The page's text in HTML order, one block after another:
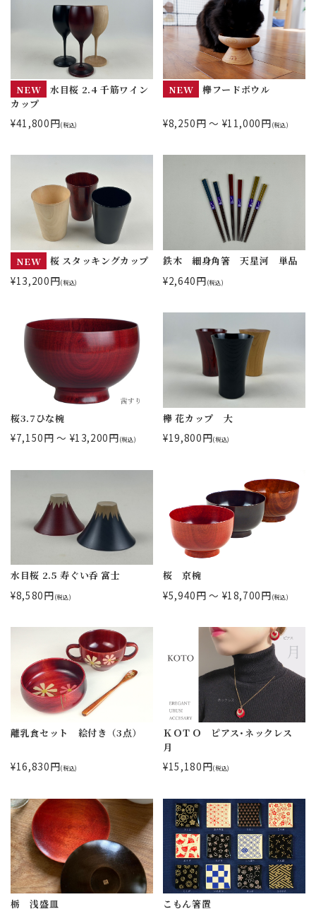
NEW
水目桜 2.4 千筋ワイン
カップ
¥41,800円(税込)
NEW 欅フードボウル
¥8,250円 ～ ¥11,000円(税込)
NEW 桜 スタッキングカップ
¥13,200円(税込)
鉄木 細身角箸 天星河 単品
¥2,640円(税込)
桜3.7ひな椀
¥7,150円 ～ ¥13,200円(税込)
欅 花カップ 大
¥19,800円(税込)
水目桜 2.5 寿ぐい呑 富士
¥8,580円(税込)
桜 京椀
¥5,940円 ～ ¥18,700円(税込)
離乳食セット 絵付き（3点）
¥16,830円(税込)
ＫＯＴＯ ピアス･ネックレス
月
¥15,180円(税込)
栃 浅盛皿 こもん箸置